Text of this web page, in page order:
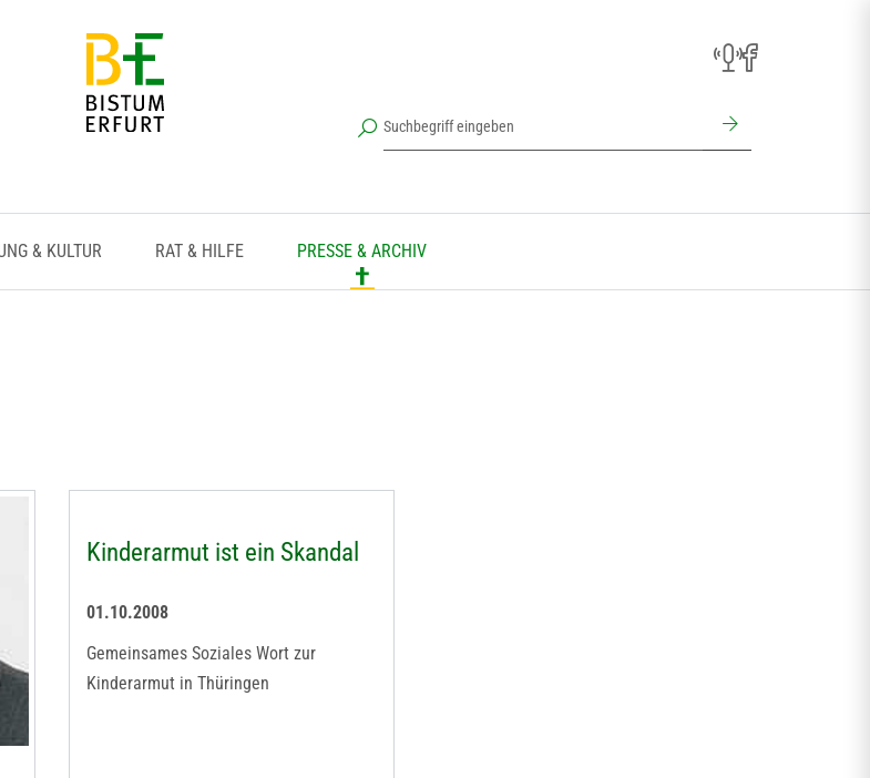
& KULTUR RAT & HILFE PRESSE & ARCHIV
Kinderarmut ist ein Skandal
01.10.2008
Gemeinsames Soziales Wort zur
Kinderarmut in Thüringen